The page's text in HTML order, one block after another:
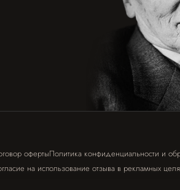
офертыПолитика конфиденциальности и
на использование отзыва в рекламных